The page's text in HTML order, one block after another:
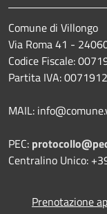
Comune di Villongo
Via Roma 41 -
Codice Fiscale:
Partita IVA:
MAIL:
PEC:
Centralino Unico:
Prenotazione